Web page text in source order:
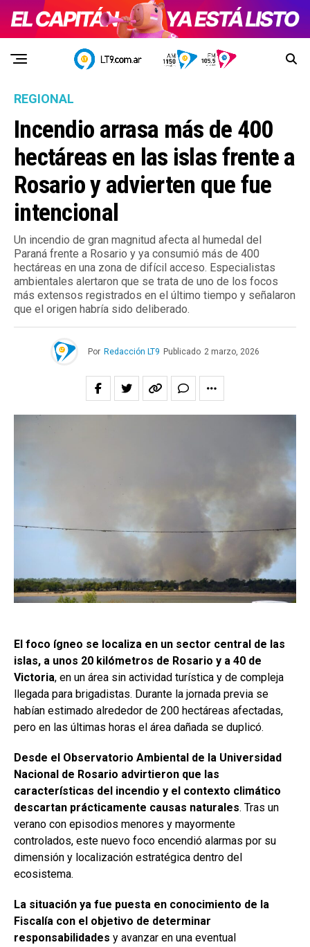
REGIONAL
Incendio arrasa más de 400
hectáreas en las islas frente a
Rosario y advierten que fue
intencional
Un incendio de gran magnitud afecta al humedal del
Paraná frente a Rosario y ya consumió más de 400
hectáreas en una zona de difícil acceso. Especialistas
ambientales alertaron que se trata de uno de los focos
más extensos registrados en el último tiempo y señalaron
que el origen habría sido deliberado.
Por Redacción LT9 Publicado 2 marzo, 2026
El foco ígneo se localiza en un sector central de las
islas, a unos 20 kilómetros de Rosario y a 40 de
Victoria, en un área sin actividad turística y de compleja
llegada para brigadistas. Durante la jornada previa se
habían estimado alrededor de 200 hectáreas afectadas,
pero en las últimas horas el área dañada se duplicó.
Desde el Observatorio Ambiental de la Universidad
Nacional de Rosario advirtieron que las
características del incendio y el contexto climático
descartan prácticamente causas naturales. Tras un
verano con episodios menores y mayormente
controlados, este nuevo foco encendió alarmas por su
dimensión y localización estratégica dentro del
ecosistema.
La situación ya fue puesta en conocimiento de la
Fiscalía con el objetivo de determinar
responsabilidades y avanzar en una eventual